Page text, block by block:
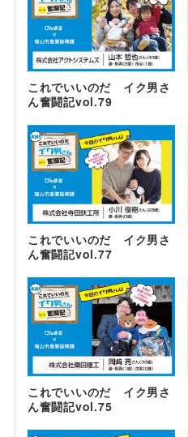
これでいいのだ イク男さ
ん奮闘記vol.79
これでいいのだ イク男さ
ん奮闘記vol.77
これでいいのだ イク男さ
ん奮闘記vol.75